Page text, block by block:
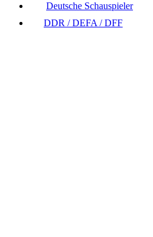
Deutsche Schauspieler
DDR / DEFA / DFF